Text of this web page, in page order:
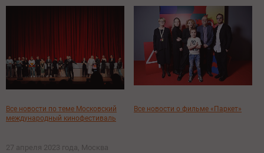
Все новости по теме Московский
международный кинофестиваль
Все новости о фильме «Паркет»
27 апреля 2023 года, Москва